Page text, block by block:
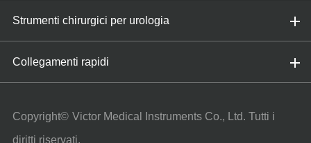
Strumenti chirurgici per urologia
Collegamenti rapidi
Copyright© Victor Medical Instruments Co., Ltd. Tutti i
diritti riservati.